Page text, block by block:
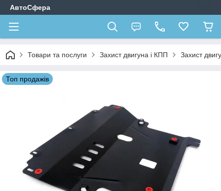
АвтоСфера
Товари та послуги Захист двигуна і КПП Захист
Топ продажів